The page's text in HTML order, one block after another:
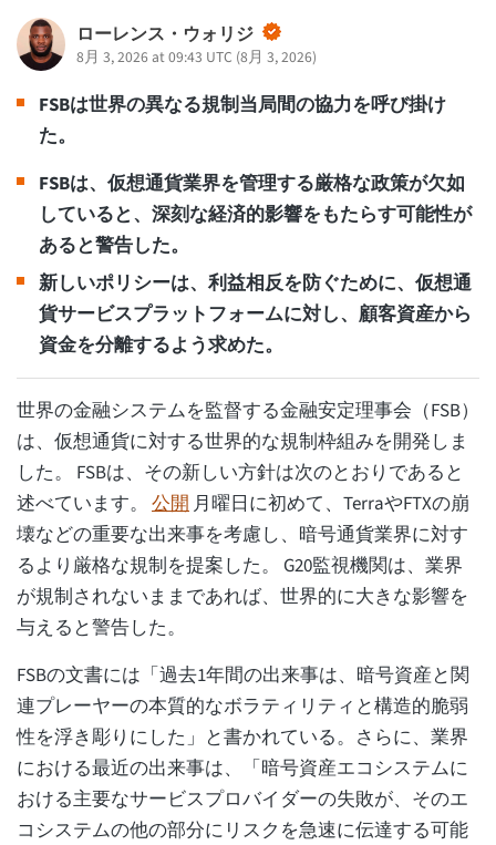
ローレンス・ウォリジ
8月 3, 2026 at 09:43 UTC (8月 3, 2026)
FSBは世界の異なる規制当局間の協力を呼び掛け
た。
FSBは、仮想通貨業界を管理する厳格な政策が欠如
していると、深刻な経済的影響をもたらす可能性が
あると警告した。
新しいポリシーは、利益相反を防ぐために、仮想通
貨サービスプラットフォームに対し、顧客資産から
資金を分離するよう求めた。
世界の金融システムを監督する金融安定理事会（FSB）
は、仮想通貨に対する世界的な規制枠組みを開発しま
した。 FSBは、その新しい方針は次のとおりであると
述べています。 公開 月曜日に初めて、TerraやFTXの崩
壊などの重要な出来事を考慮し、暗号通貨業界に対す
るより厳格な規制を提案した。 G20監視機関は、業界
が規制されないままであれば、世界的に大きな影響を
与えると警告した。
FSBの文書には「過去1年間の出来事は、暗号資産と関
連プレーヤーの本質的なボラティリティと構造的脆弱
性を浮き彫りにした」と書かれている。さらに、業界
における最近の出来事は、「暗号資産エコシステムに
おける主要なサービスプロバイダーの失敗が、そのエ
コシステムの他の部分にリスクを急速に伝達する可能